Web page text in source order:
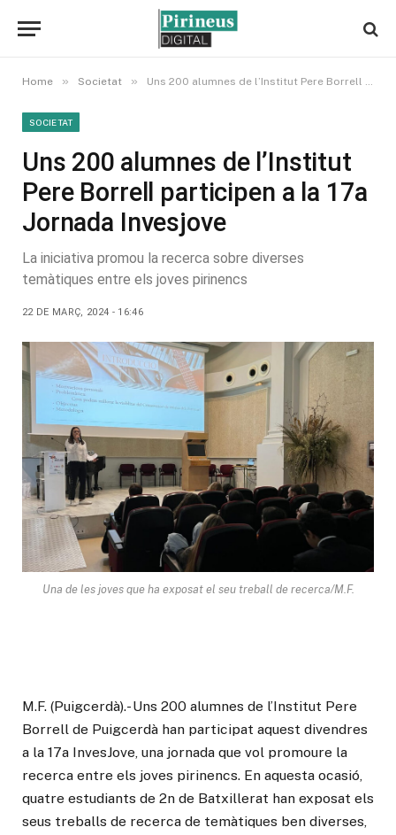
Home » Societat » Uns 200 alumnes de l’Institut Pere Borrell participen a la 17a Jornada Invesjove
SOCIETAT
Uns 200 alumnes de l’Institut
Pere Borrell participen a la 17a
Jornada Invesjove
La iniciativa promou la recerca sobre diverses
temàtiques entre els joves pirinencs
22 DE MARÇ, 2024 - 16:46
Una de les joves que ha exposat el seu treball de recerca/M.F.
M.F. (Puigcerdà).- Uns 200 alumnes de l’Institut Pere
Borrell de Puigcerdà han participat aquest divendres
a la 17a InvesJove, una jornada que vol promoure la
recerca entre els joves pirinencs. En aquesta ocasió,
quatre estudiants de 2n de Batxillerat han exposat els
seus treballs de recerca de temàtiques ben diverses,